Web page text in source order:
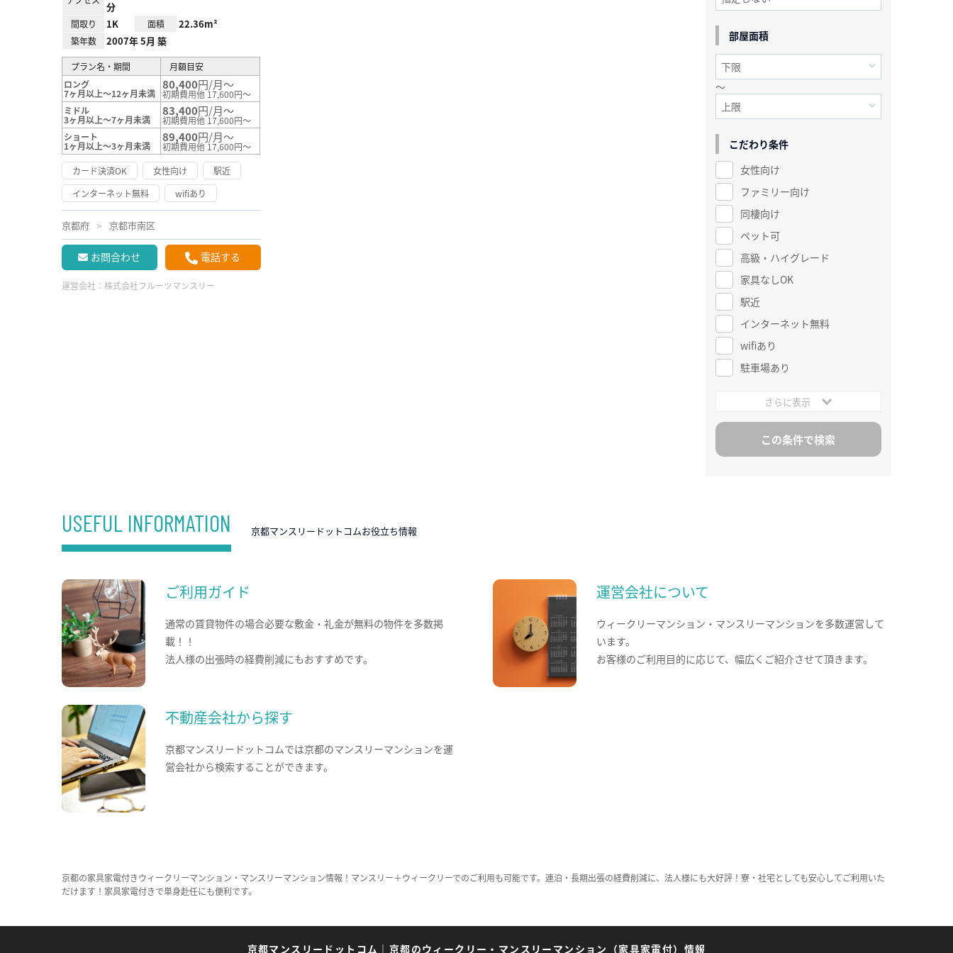
分
間取り 1K 面積 22.36m²
築年数 2007年 5月 築
プラン名・期間
月額目安
ロング
7ヶ月以上～12ヶ月未満
80,400円/月～
初期費用他 17,600円～
ミドル
3ヶ月以上～7ヶ月未満
83,400円/月～
初期費用他 17,600円～
ショート
1ヶ月以上～3ヶ月未満
89,400円/月～
初期費用他 17,600円～
カード決済OK
女性向け
駅近
インターネット無料
wifiあり
京都府 京都市南区
お問合わせ 電話する
運営会社： 株式会社フルーツマンスリー
部屋面積
～
こだわり条件
女性向け
ファミリー向け
同棲向け
ペット可
高級・ハイグレード
家具なしOK
駅近
インターネット無料
wifiあり
駐車場あり
さらに表示
USEFUL INFORMATION 京都マンスリードットコムお役立ち情報
ご利用ガイド
通常の賃貸物件の場合必要な敷金・礼金が無料の物件を多数掲
載！！
法人様の出張時の経費削減にもおすすめです。
運営会社について
ウィークリーマンション・マンスリーマンションを多数運営して
います。
お客様のご利用目的に応じて、幅広くご紹介させて頂きます。
不動産会社から探す
京都マンスリードットコムでは京都のマンスリーマンションを運
営会社から検索することができます。
京都の家具家電付きウィークリーマンション・マンスリーマンション情報！マンスリー＋ウィークリーでのご利用も可能です。連泊・長期出張の経費削減に、法人様にも大好評！寮・社宅としても安心してご利用いた
だけます！家具家電付きで単身赴任にも便利です。
京都マンスリードットコム ｜ 京都のウィークリー・マンスリーマンション（家具家電付）情報